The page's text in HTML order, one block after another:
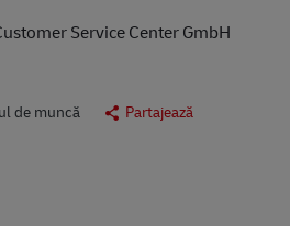
Service Center GmbH
de muncă Partajează